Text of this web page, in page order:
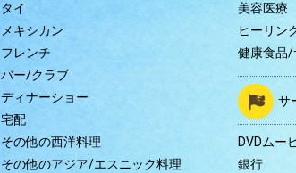
タイ
メキシカン
フレンチ
バー/クラブ
ディナーショー
宅配
その他の西洋料理
その他のアジア/エスニック料理
美容医療
ヒーリン
健康食品/
サ
DVDムー
銀行